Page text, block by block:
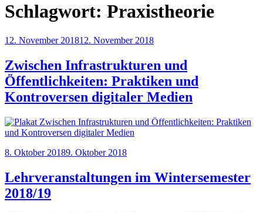
Schlagwort: Praxistheorie
Veröffentlicht
12. November 201812. November 2018
Zwischen Infrastrukturen und
Öffentlichkeiten: Praktiken und
Kontroversen digitaler Medien
Veröffentlicht
8. Oktober 20189. Oktober 2018
Lehrveranstaltungen im Wintersemester
2018/19